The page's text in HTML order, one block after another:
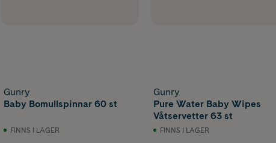
Gunry
Baby Bomullspinnar 60 st
FINNS I LAGER
Gunry
Pure Water Baby Wipes
Våtservetter 63 st
FINNS I LAGER